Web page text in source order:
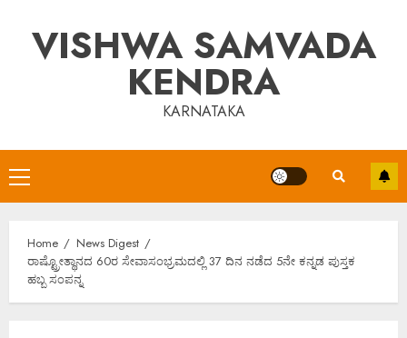
contentVISHWA SAMVADA
KENDRA
KARNATAKA
Primary
Menu
Home
News Digest
ರಾಷ್ಟ್ರೋತ್ಥಾನದ 60ರ ಸೇವಾಸಂಭ್ರಮದಲ್ಲಿ 37 ದಿನ ನಡೆದ 5ನೇ ಕನ್ನಡ ಪುಸ್ತಕ
ಹಬ್ಬ ಸಂಪನ್ನ